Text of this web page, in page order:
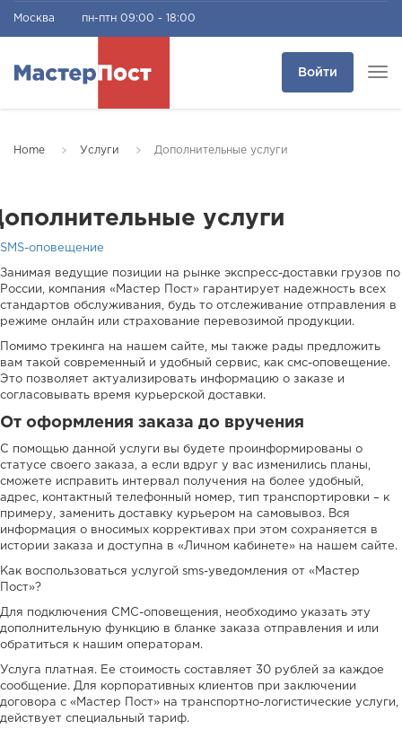
Москва пн-птн 09:00 - 18:00
Войти
Home Услуги Дополнительные услуги
услуги
SMS-оповещение
Занимая ведущие позиции на рынке экспресс-доставки грузов по
России, компания «Мастер Пост» гарантирует надежность всех
стандартов обслуживания, будь то отслеживание отправления в
режиме онлайн или страхование перевозимой продукции.
Помимо трекинга на нашем сайте, мы также рады предложить
вам такой современный и удобный сервис, как смс-оповещение.
Это позволяет актуализировать информацию о заказе и
согласовывать время курьерской доставки.
От оформления заказа до вручения
С помощью данной услуги вы будете проинформированы о
статусе своего заказа, а если вдруг у вас изменились планы,
сможете исправить интервал получения на более удобный,
адрес, контактный телефонный номер, тип транспортировки – к
примеру, заменить доставку курьером на самовывоз. Вся
информация о вносимых коррективах при этом сохраняется в
истории заказа и доступна в «Личном кабинете» на нашем сайте.
Как воспользоваться услугой sms-уведомления от «Мастер
Пост»?
Для подключения СМС-оповещения, необходимо указать эту
дополнительную функцию в бланке заказа отправления и или
обратиться к нашим операторам.
Услуга платная. Ее стоимость составляет 30 рублей за каждое
сообщение. Для корпоративных клиентов при заключении
договора с «Мастер Пост» на транспортно-логистические услуги,
действует специальный тариф.